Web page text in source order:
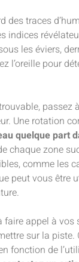
des traces
indices
les éviers,
l’oreille pour
Une rotation
quelque part
chaque zone
comme les
peut vous être
faire appel à
sur la
fonction de